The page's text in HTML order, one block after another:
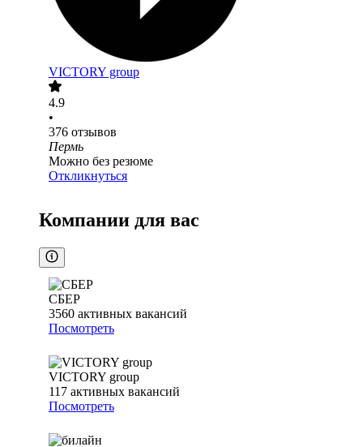
VICTORY group
4.9
•
376 отзывов
Пермь
Можно без резюме
Откликнуться
Компании для вас
СБЕР
3560 активных вакансий
Посмотреть
VICTORY group
117 активных вакансий
Посмотреть